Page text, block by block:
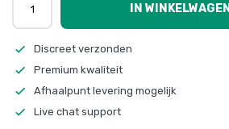
IN WINKELWAGEN
Discreet verzonden
Premium kwaliteit
Afhaalpunt levering mogelijk
Live chat support